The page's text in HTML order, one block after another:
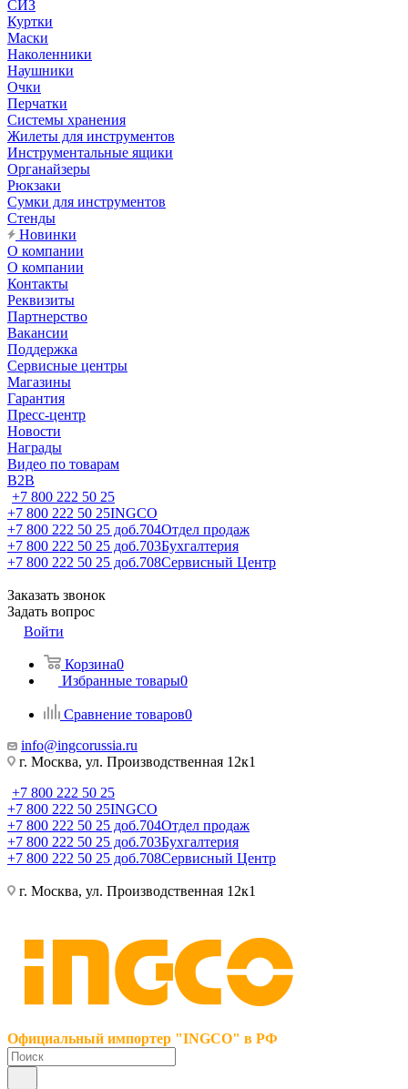
СИЗ
Куртки
Маски
Наколенники
Наушники
Очки
Перчатки
Системы хранения
Жилеты для инструментов
Инструментальные ящики
Органайзеры
Рюкзаки
Сумки для инструментов
Стенды
Новинки
О компании
О компании
Контакты
Реквизиты
Партнерство
Вакансии
Поддержка
Сервисные центры
Магазины
Гарантия
Пресс-центр
Новости
Награды
Видео по товарам
B2B
+7 800 222 50 25
+7 800 222 50 25INGCO
+7 800 222 50 25 доб.704Отдел продаж
+7 800 222 50 25 доб.703Бухгалтерия
+7 800 222 50 25 доб.708Сервисный Центр
Заказать звонок
Задать вопрос
Войти
Корзина0
Избранные товары0
Сравнение товаров0
info@ingcorussia.ru
г. Москва, ул. Производственная 12к1
+7 800 222 50 25
+7 800 222 50 25INGCO
+7 800 222 50 25 доб.704Отдел продаж
+7 800 222 50 25 доб.703Бухгалтерия
+7 800 222 50 25 доб.708Сервисный Центр
г. Москва, ул. Производственная 12к1
Официальный импортер "INGCO" в РФ